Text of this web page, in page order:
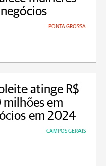
PONTA GROSSA
atinge R$
em
em 2024
CAMPOS GERAIS